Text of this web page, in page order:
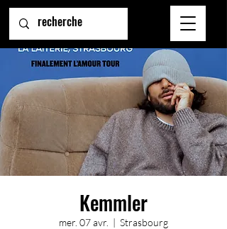
Kemmler
mer. 07 avr.
  |
Strasbourg